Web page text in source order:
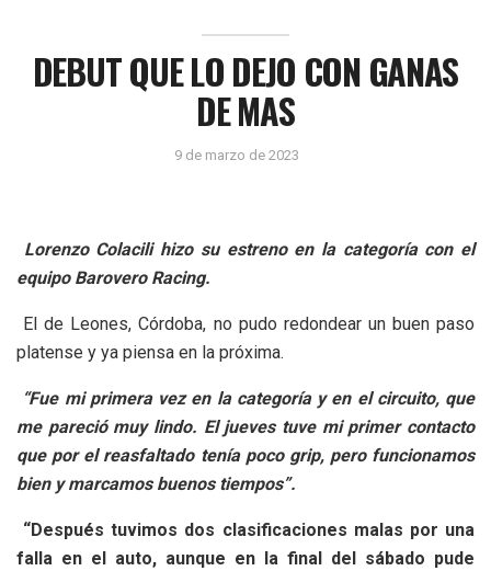
DEBUT QUE LO DEJO CON GANAS
DE MAS
9 de marzo de 2023
Lorenzo Colacili hizo su estreno en la categoría con el
equipo Barovero Racing.
El de Leones, Córdoba, no pudo redondear un buen paso
platense y ya piensa en la próxima.
“Fue mi primera vez en la categoría y en el circuito, que
me pareció muy lindo. El jueves tuve mi primer contacto
que por el reasfaltado tenía poco grip, pero funcionamos
bien y marcamos buenos tiempos”.
“Después tuvimos dos clasificaciones malas por una
falla en el auto, aunque en la final del sábado pude